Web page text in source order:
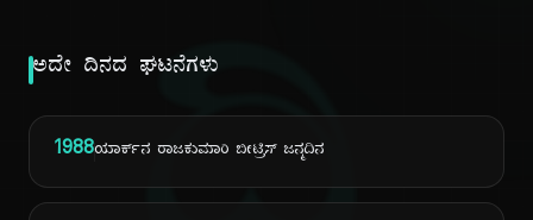
ಅದೇ ದಿನದ ಘಟನೆಗಳು
1988ಯಾರ್ಕ್‌ನ ರಾಜಕುಮಾರಿ ಬೀಟ್ರಿಸ್ ಜನ್ಮದಿನ